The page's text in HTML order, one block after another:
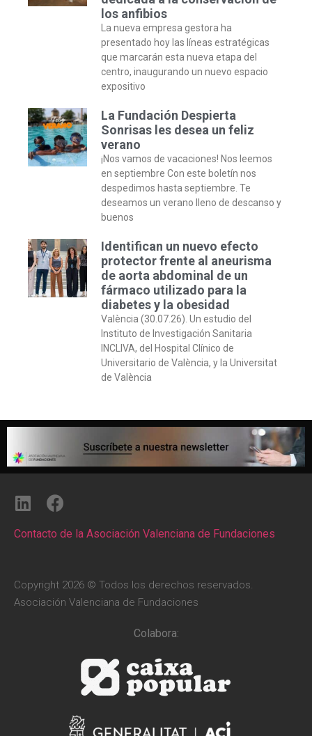
los anfibios
La nueva empresa gestora ha
presentado hoy las líneas estratégicas
que marcarán esta nueva etapa del
centro, inaugurando un nuevo espacio
expositivo
La Fundación Despierta
Sonrisas les desea un feliz
verano
¡Nos vamos de vacaciones! Nos leemos
en septiembre Con este boletín nos
despedimos hasta septiembre. Te
deseamos un verano lleno de descanso y
buenos
Identifican un nuevo efecto
protector frente al aneurisma
de aorta abdominal de un
fármaco utilizado para la
diabetes y la obesidad
València (30.07.26). Un estudio del
Instituto de Investigación Sanitaria
INCLIVA, del Hospital Clínico de
Universitario de València, y la Universitat
de València
Contacto de la Asociación Valenciana de Fundaciones
Copyright 2026 © Todos los derechos reservados.
Asociación Valenciana de Fundaciones
Colabora: